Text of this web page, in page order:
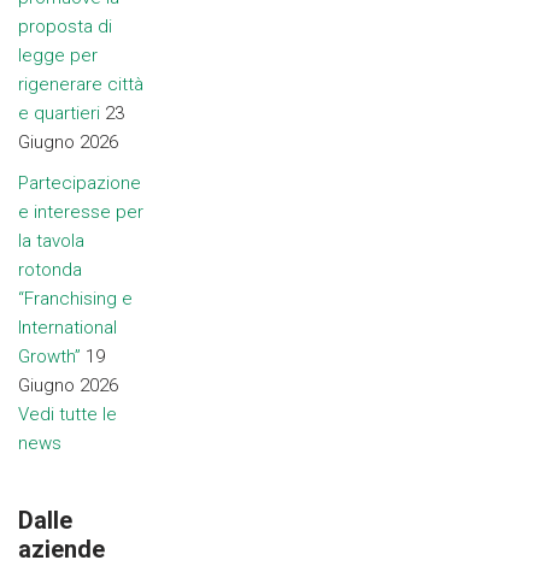
proposta di
legge per
rigenerare città
e quartieri 23
Giugno 2026
Partecipazione
e interesse per
la tavola
rotonda
“Franchising e
International
Growth” 19
Giugno 2026
Vedi tutte le
news
Dalle
aziende